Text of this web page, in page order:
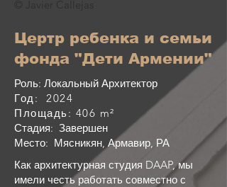
Цертр ребенка и семьи
фонда "Дети Армении"
Роль: Локальный Архитектор
Год: 2024
Площадь: 406 m²
Стадия: Завершен
Место: Мясникян, Армавир, РА
Как архитектурная студия DAAP, мы
имели честь работать совместно с